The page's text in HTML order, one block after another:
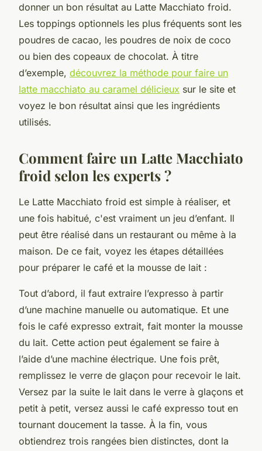
donner un bon résultat au Latte Macchiato froid.
Les toppings optionnels les plus fréquents sont les
poudres de cacao, les poudres de noix de coco
ou bien des copeaux de chocolat. À titre
d’exemple, découvrez la méthode pour faire un
latte macchiato au caramel délicieux sur le site et
voyez le bon résultat ainsi que les ingrédients
utilisés.
Comment faire un Latte Macchiato
froid selon les experts ?
Le Latte Macchiato froid est simple à réaliser, et
une fois habitué, c'est vraiment un jeu d’enfant. Il
peut être réalisé dans un restaurant ou même à la
maison. De ce fait, voyez les étapes détaillées
pour préparer le café et la mousse de lait :
Tout d’abord, il faut extraire l’expresso à partir
d’une machine manuelle ou automatique. Et une
fois le café expresso extrait, fait monter la mousse
du lait. Cette action peut également se faire à
l’aide d’une machine électrique. Une fois prêt,
remplissez le verre de glaçon pour recevoir le lait.
Versez par la suite le lait dans le verre à glaçons et
petit à petit, versez aussi le café expresso tout en
tournant doucement la tasse. À la fin, vous
obtiendrez trois rangées bien distinctes, dont la